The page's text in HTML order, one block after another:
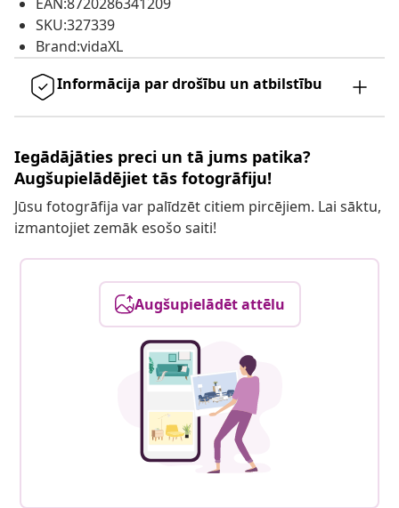
SKU:327339
Brand:vidaXL
Informācija par drošību un atbilstību
Iegādājāties preci un tā jums patika?
Augšupielādējiet tās fotogrāfiju!
Jūsu fotogrāfija var palīdzēt citiem pircējiem. Lai sāktu,
izmantojiet zemāk esošo saiti!
Augšupielādēt attēlu